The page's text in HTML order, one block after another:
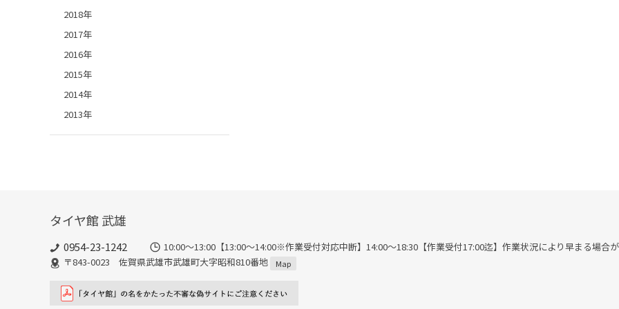
2018年
2017年
2016年
2015年
2014年
2013年
タイヤ館 武雄
0954-23-1242
10:00～13:00【13:00～14:00※作業受付対応中断】14:00～18:30【作業受付17:00迄】作業状況により早まる場合が
〒843-0023 佐賀県武雄市武雄町大字昭和810番地
Map